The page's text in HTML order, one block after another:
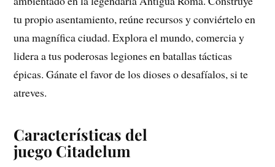
tu propio asentamiento, reúne recursos y conviértelo en
una magnífica ciudad. Explora el mundo, comercia y
lidera a tus poderosas legiones en batallas tácticas
épicas. Gánate el favor de los dioses o desafíalos, si te
atreves.
Características del
juego Citadelum